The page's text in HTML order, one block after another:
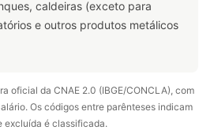
caldeiras (exceto para
e outros produtos metálicos
oficial da CNAE 2.0 (IBGE/CONCLA), com
Os códigos entre parênteses indicam
excluída é classificada.